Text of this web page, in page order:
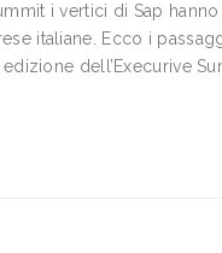
i vertici di Sap
italiane. Ecco i
edizione dell’Execurive